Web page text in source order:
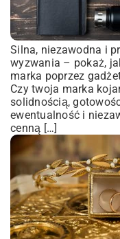
Silna, niezawodna i
wyzwania – pokaż,
marka poprzez
Czy twoja marka
solidnością,
ewentualność i
cenną […]